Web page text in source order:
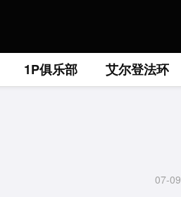
1P俱乐部 艾尔登法环
07-09